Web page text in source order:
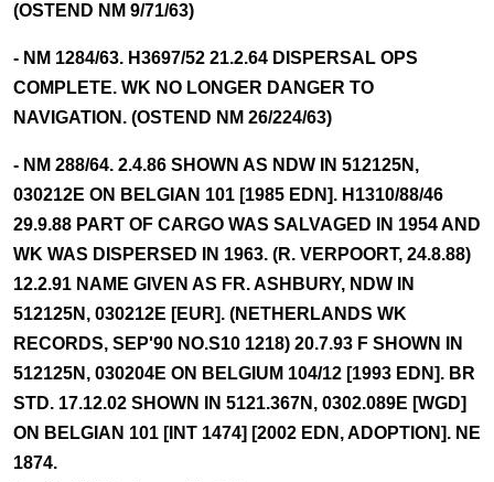
(OSTEND NM 9/71/63)
- NM 1284/63. H3697/52 21.2.64 DISPERSAL OPS
COMPLETE. WK NO LONGER DANGER TO
NAVIGATION. (OSTEND NM 26/224/63)
- NM 288/64. 2.4.86 SHOWN AS NDW IN 512125N,
030212E ON BELGIAN 101 [1985 EDN]. H1310/88/46
29.9.88 PART OF CARGO WAS SALVAGED IN 1954 AND
WK WAS DISPERSED IN 1963. (R. VERPOORT, 24.8.88)
12.2.91 NAME GIVEN AS FR. ASHBURY, NDW IN
512125N, 030212E [EUR]. (NETHERLANDS WK
RECORDS, SEP'90 NO.S10 1218) 20.7.93 F SHOWN IN
512125N, 030204E ON BELGIUM 104/12 [1993 EDN]. BR
STD. 17.12.02 SHOWN IN 5121.367N, 0302.089E [WGD]
ON BELGIAN 101 [INT 1474] [2002 EDN, ADOPTION]. NE
1874.